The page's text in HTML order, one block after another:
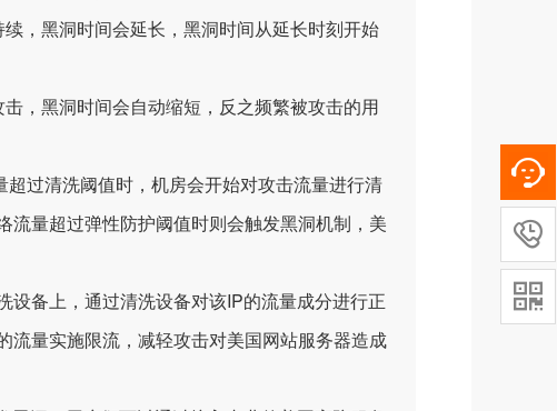
，黑洞时间会延长，黑洞时间从延长时刻开始
黑洞时间会自动缩短，反之频繁被攻击的用
过清洗阈值时，机房会开始对攻击流量进行清
量超过弹性防护阈值时则会触发黑洞机制，美
备上，通过清洗设备对该IP的流量成分进行正
流量实施限流，减轻攻击对美国网站服务器造成

